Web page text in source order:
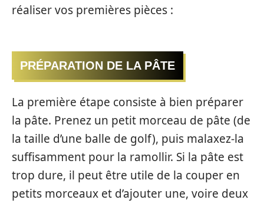
réaliser vos premières pièces :
PRÉPARATION DE LA PÂTE
La première étape consiste à bien préparer
la pâte. Prenez un petit morceau de pâte (de
la taille d’une balle de golf), puis malaxez-la
suffisamment pour la ramollir. Si la pâte est
trop dure, il peut être utile de la couper en
petits morceaux et d’ajouter une, voire deux